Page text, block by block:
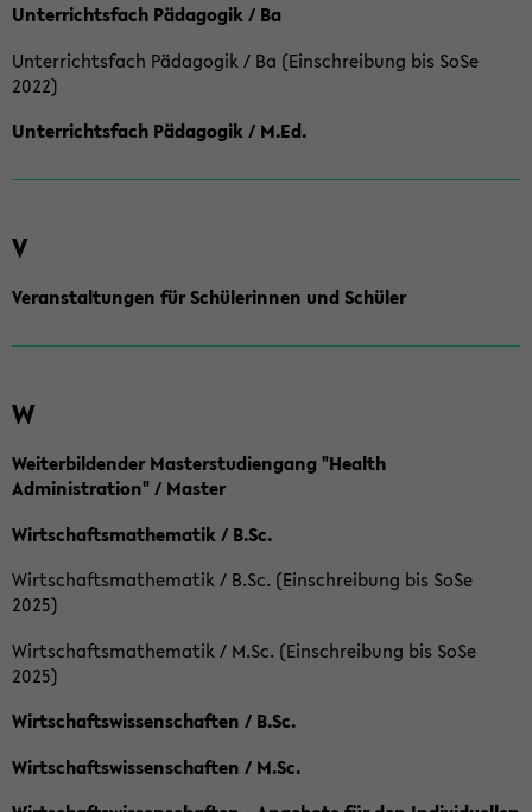
Unterrichtsfach Pädagogik / Ba
Unterrichtsfach Pädagogik / Ba (Einschreibung bis SoSe
2022)
Unterrichtsfach Pädagogik / M.Ed.
V
Veranstaltungen für Schülerinnen und Schüler
W
Weiterbildender Masterstudiengang "Health
Administration" / Master
Wirtschaftsmathematik / B.Sc.
Wirtschaftsmathematik / B.Sc. (Einschreibung bis SoSe
2025)
Wirtschaftsmathematik / M.Sc. (Einschreibung bis SoSe
2025)
Wirtschaftswissenschaften / B.Sc.
Wirtschaftswissenschaften / M.Sc.